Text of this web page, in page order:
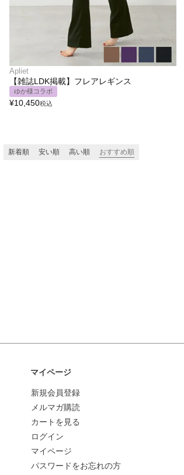
Apliet
【雑誌LDK掲載】フレアレギンス
ゆか様コラボ
¥10,450税込
新着順 安い順 高い順 おすすめ順
マイページ
新規会員登録
メルマガ購読
カートを見る
ログイン
マイページ
パスワードをお忘れの方